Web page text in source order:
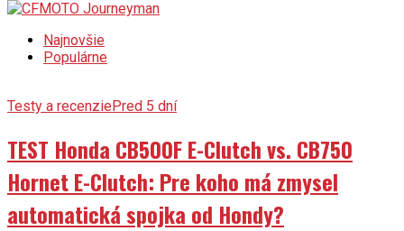
Najnovšie
Populárne
Testy a recenziePred 5 dní
TEST Honda CB500F E-Clutch vs. CB750
Hornet E-Clutch: Pre koho má zmysel
automatická spojka od Hondy?